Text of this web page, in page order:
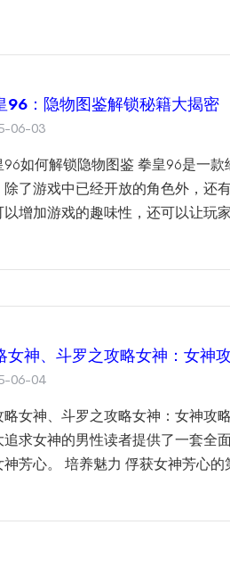
96：隐物图鉴解锁秘籍大揭密
06-03
96如何解锁隐物图鉴 拳皇96是一
除了游戏中已经开放的角色外，还
以增加游戏的趣味性，还可以让玩
女神、斗罗之攻略女神：女神
06-04
略女神、斗罗之攻略女神：女神攻
追求女神的男性读者提供了一套全
神芳心。 培养魅力 俘获女神芳心